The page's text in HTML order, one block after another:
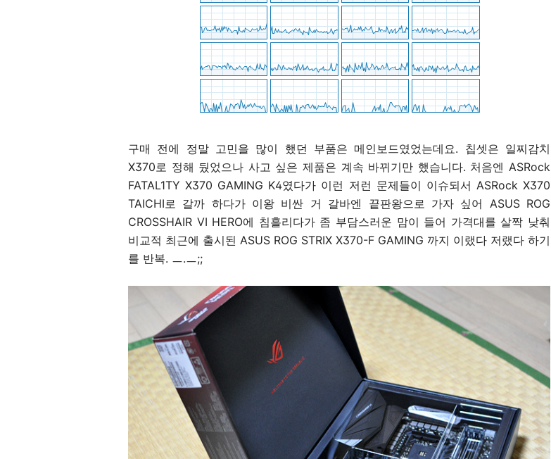
구매 전에 정말 고민을 많이 했던 부품은 메인보드였었는데요. 칩셋은 일찌감치
X370로 정해 뒀었으나 사고 싶은 제품은 계속 바뀌기만 했습니다. 처음엔 ASRock
FATAL1TY X370 GAMING K4였다가 이런 저런 문제들이 이슈되서 ASRock X370
TAICHI로 갈까 하다가 이왕 비싼 거 갈바엔 끝판왕으로 가자 싶어 ASUS ROG
CROSSHAIR VI HERO에 침흘리다가 좀 부담스러운 맘이 들어 가격대를 살짝 낮춰
비교적 최근에 출시된 ASUS ROG STRIX X370-F GAMING 까지 이랬다 저랬다 하기
를 반복. ㅡ.ㅡ;;